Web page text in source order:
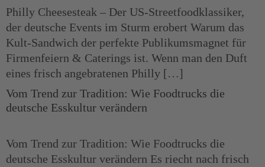
Philly Cheesesteak – Der US-Streetfoodklassiker,
der deutsche Events im Sturm erobert Warum das
Kult-Sandwich der perfekte Publikumsmagnet für
Firmenfeiern & Caterings ist. Wenn man den Duft
eines frisch angebratenen Philly […]
Vom Trend zur Tradition: Wie Foodtrucks die
deutsche Esskultur verändern
Vom Trend zur Tradition: Wie Foodtrucks die
deutsche Esskultur verändern Es riecht nach frisch